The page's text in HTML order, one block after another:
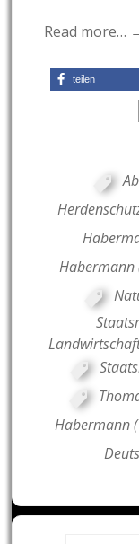
Read more…
teilen
Habermann
Habermann